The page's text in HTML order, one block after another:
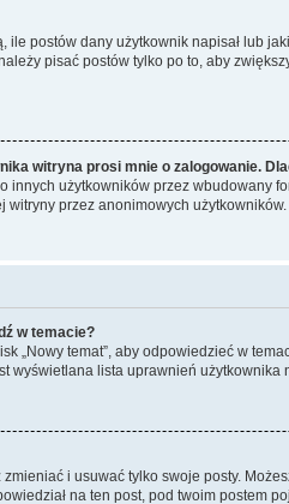
postów dany użytkownik napisał lub
pisać postów tylko po to, aby
witryna prosi mnie o zalogowanie.
użytkowników przez wbudowany
witryny przez anonimowych użytkowników.
w temacie?
„Nowy temat”, aby odpowiedzieć w
lista uprawnień
i usuwać tylko swoje posty.
na ten post, pod twoim postem